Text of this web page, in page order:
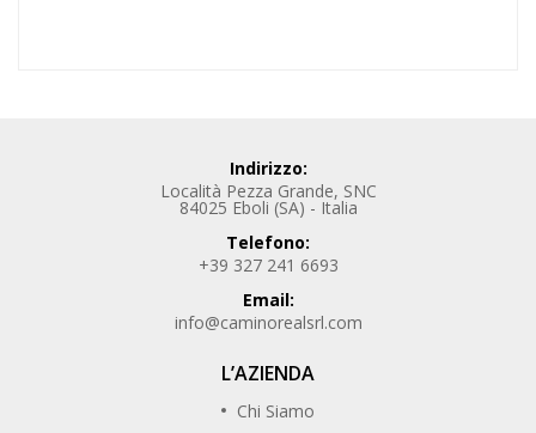
Indirizzo:
Località Pezza Grande, SNC
84025 Eboli (SA) - Italia
Telefono:
+39 327 241 6693
Email:
info@caminorealsrl.com
L’AZIENDA
Chi Siamo